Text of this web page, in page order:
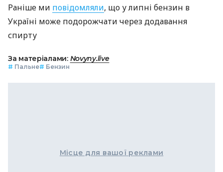
Раніше ми повідомляли, що у липні бензин в
Україні може подорожчати через додавання
спирту
За матеріалами: Novyny.live
# Пальне# Бензин
Місце для вашої реклами